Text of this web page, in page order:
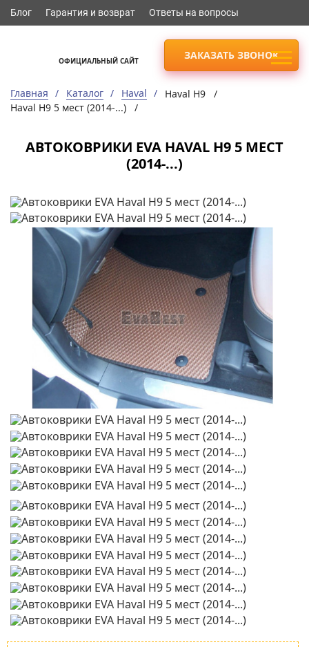
Блог Гарантия и возврат Ответы на вопросы
ОФИЦИАЛЬНЫЙ САЙТ ЗАКАЗАТЬ ЗВОНОК
Главная Каталог Haval
Haval H9 /
Haval H9 5 мест (2014-...) /
АВТОКОВРИКИ EVA HAVAL H9 5 МЕСТ
(2014-...)